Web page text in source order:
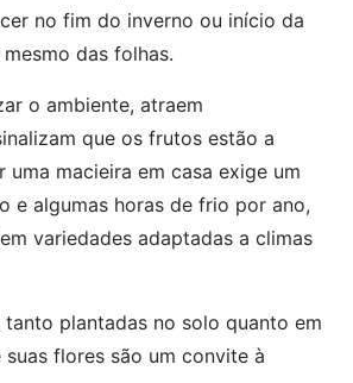
no fim do inverno ou início da
das folhas.
o ambiente, atraem
que os frutos estão a
uma macieira em casa exige um
e algumas horas de frio por ano,
variedades adaptadas a climas
tanto plantadas no solo quanto em
suas flores são um convite à